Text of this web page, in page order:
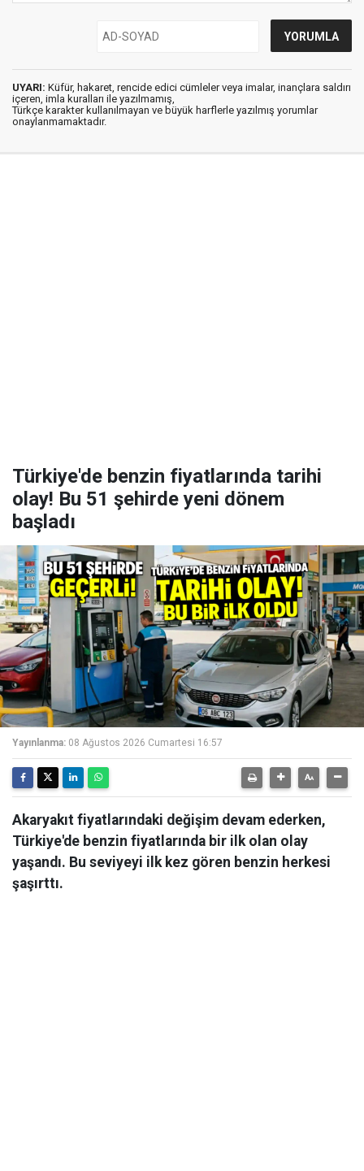
UYARI: Küfür, hakaret, rencide edici cümleler veya imalar, inançlara saldırı
içeren, imla kuralları ile yazılmamış,
Türkçe karakter kullanılmayan ve büyük harflerle yazılmış yorumlar
onaylanmamaktadır.
Türkiye'de benzin fiyatlarında tarihi
olay! Bu 51 şehirde yeni dönem
başladı
Yayınlanma: 08 Ağustos 2026 Cumartesi 16:57
Akaryakıt fiyatlarındaki değişim devam ederken,
Türkiye'de benzin fiyatlarında bir ilk olan olay
yaşandı. Bu seviyeyi ilk kez gören benzin herkesi
şaşırttı.